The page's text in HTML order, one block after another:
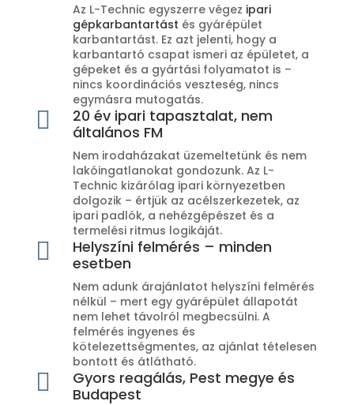
Az L-Technic egyszerre végez ipari
gépkarbantartást és gyárépület
karbantartást. Ez azt jelenti, hogy a
karbantartó csapat ismeri az épületet, a
gépeket és a gyártási folyamatot is –
nincs koordinációs veszteség, nincs
egymásra mutogatás.

20 év ipari tapasztalat, nem
általános FM
Nem irodaházakat üzemeltetünk és nem
lakóingatlanokat gondozunk. Az L-
Technic kizárólag ipari környezetben
dolgozik – értjük az acélszerkezetek, az
ipari padlók, a nehézgépészet és a
termelési ritmus logikáját.

Helyszíni felmérés – minden
esetben
Nem adunk árajánlatot helyszíni felmérés
nélkül – mert egy gyárépület állapotát
nem lehet távolról megbecsülni. A
felmérés ingyenes és
kötelezettségmentes, az ajánlat tételesen
bontott és átlátható.

Gyors reagálás, Pest megye és
Budapest